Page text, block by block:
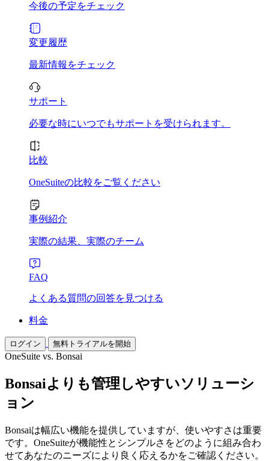
今後の予定をチェック
変更履歴
最新情報をチェック
サポート
必要な時にいつでもサポートを受けられます。
比較
OneSuiteの比較をご覧ください
事例紹介
実際の結果、実際のチーム
FAQ
よくある質問の回答を見つける
料金
ログイン 無料トライアルを開始
OneSuite vs. Bonsai
Bonsaiよりも管理しやすいソリューシ
ョン
Bonsaiは幅広い機能を提供していますが、使いやすさは重要
です。OneSuiteが機能性とシンプルさをどのように組み合わ
せてあなたのニーズにより良く応えるかをご確認ください。